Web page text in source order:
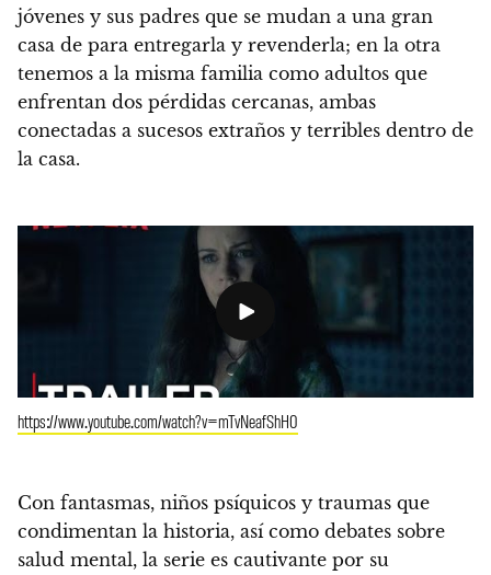
jóvenes y sus padres que se mudan a una gran
casa de para entregarla y revenderla; en la otra
tenemos a la misma familia como adultos que
enfrentan dos pérdidas cercanas, ambas
conectadas a sucesos extraños y terribles dentro de
la casa.
https://www.youtube.com/watch?v=mTvNeafShH0
Con fantasmas, niños psíquicos y traumas que
condimentan la historia, así como debates sobre
salud mental, la serie es cautivante por su